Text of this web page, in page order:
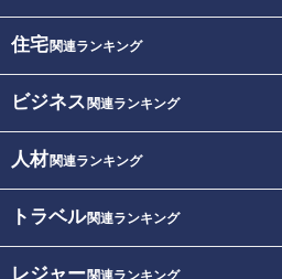
住宅関連ランキング
ビジネス 関連ランキング
人材関連ランキング
トラベル関連ランキング
レジャー